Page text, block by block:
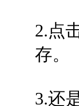
2.点
存。
3.还